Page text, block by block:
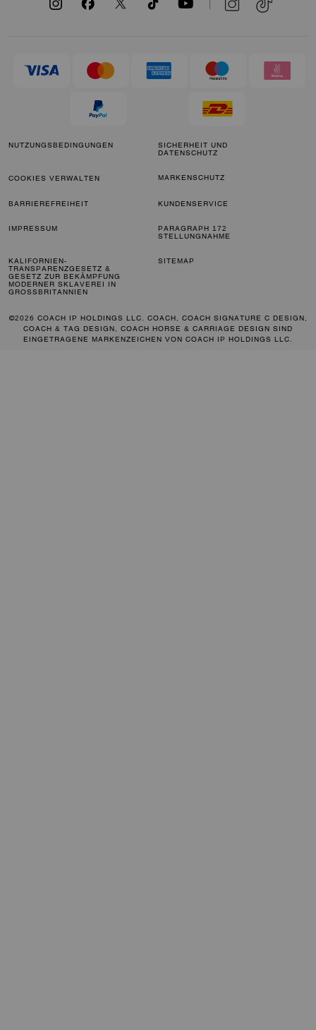
NUTZUNGSBEDINGUNGEN
SICHERHEIT UND
DATENSCHUTZ
COOKIES VERWALTEN MARKENSCHUTZ
BARRIEREFREIHEIT KUNDENSERVICE
IMPRESSUM
PARAGRAPH 172
STELLUNGNAHME
KALIFORNIEN-
TRANSPARENZGESETZ &
GESETZ ZUR BEKÄMPFUNG
MODERNER SKLAVEREI IN
GROSSBRITANNIEN
SITEMAP
©2026 COACH IP HOLDINGS LLC. COACH, COACH SIGNATURE C DESIGN,
COACH & TAG DESIGN, COACH HORSE & CARRIAGE DESIGN SIND
EINGETRAGENE MARKENZEICHEN VON COACH IP HOLDINGS LLC.